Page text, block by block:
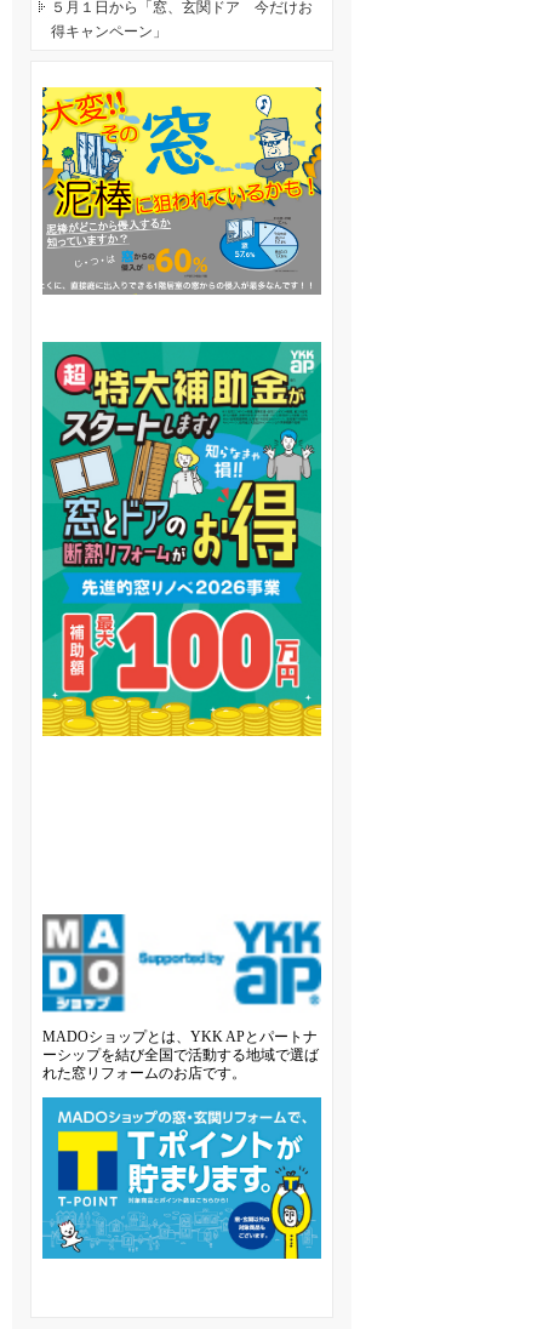
５月１日から「窓、玄関ドア 今だけお
得キャンペーン」
MADOショップとは、YKK APとパートナ
ーシップを結び全国で活動する地域で選ば
れた窓リフォームのお店です。